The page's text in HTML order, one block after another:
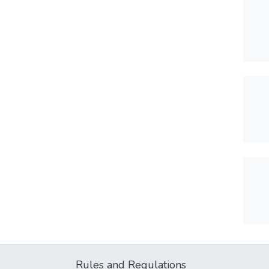
Rules and Regulations